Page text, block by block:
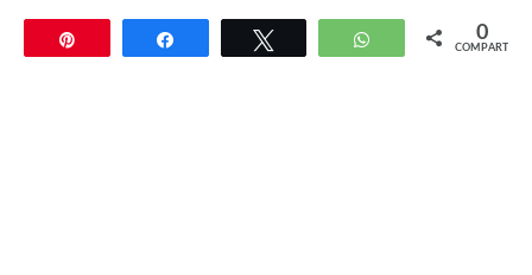
Compartir WhatsApp 0
COMPARTIR